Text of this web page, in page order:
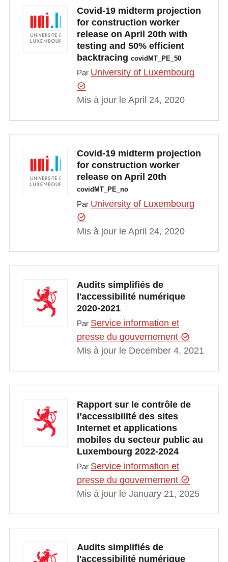
Covid-19 midterm projection
for construction worker
release on April 20th with
testing and 50% efficient
backtracing covidMT_PE_50
Par University of Luxembourg
Mis à jour le April 24, 2020
Covid-19 midterm projection
for construction worker
release on April 20th
covidMT_PE_no
Par University of Luxembourg
Mis à jour le April 24, 2020
Audits simplifiés de
l'accessibilité numérique
2020-2021
Par Service information et
presse du gouvernement
Mis à jour le December 4, 2021
Rapport sur le contrôle de
l’accessibilité des sites
Internet et applications
mobiles du secteur public au
Luxembourg 2022-2024
Par Service information et
presse du gouvernement
Mis à jour le January 21, 2025
Audits simplifiés de
l'accessibilité numérique